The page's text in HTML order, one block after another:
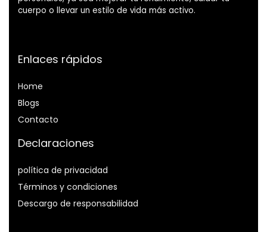
cuerpo o llevar un estilo de vida más activo.
Enlaces rápidos
Home
Blogs
Contacto
Declaraciones
política de privacidad
Términos y condiciones
Descargo de responsabilidad